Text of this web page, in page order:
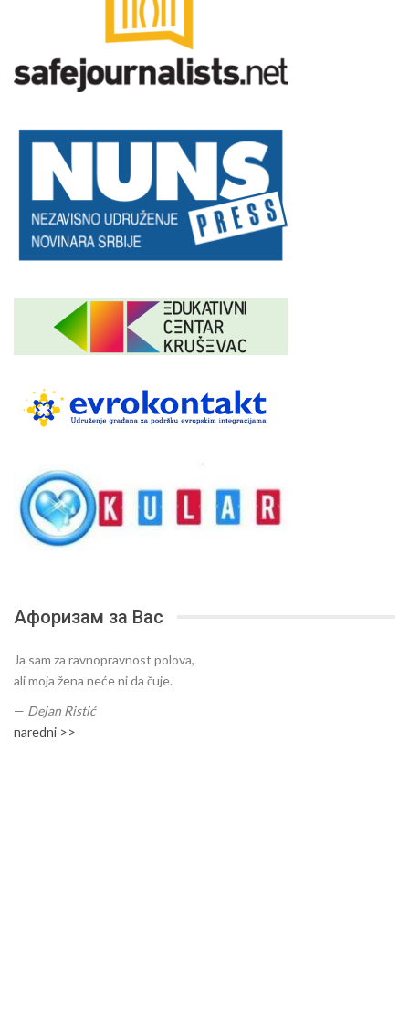
Афоризам за Вас
Ja sam za ravnopravnost polova,
ali moja žena neće ni da čuje.
— Dejan Ristić
naredni >>